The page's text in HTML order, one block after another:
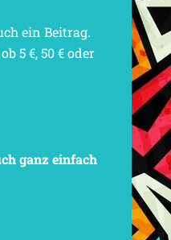
ein Beitrag.
5 €, 50 € oder
ganz einfach